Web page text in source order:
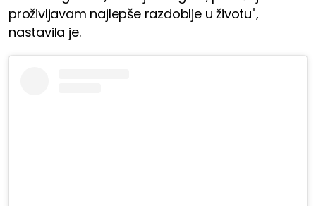
proživljavam najlepše razdoblje u životu",
nastavila je.